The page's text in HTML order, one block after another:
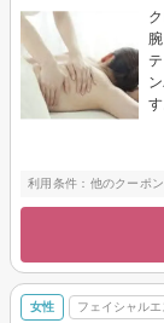
す
利用条件：他のクーポ
女性 フェイシャルエ